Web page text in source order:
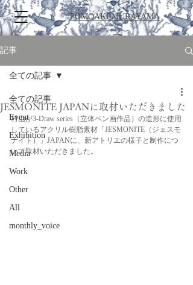
TOMOAKI MURAYAMA
記事
全ての記事
Event
Exhibition
Media
Work
Other
All
monthly_voice
全ての記事
JESMONITE JAPANに取材いただきました
村山が3-Draw series（立体ペン画作品）の造形に使用
しているアクリル樹脂素材「JESMONITE（ジェスモ
ナイト）」JAPANに、新アトリエの様子と制作につ
いて取材いただきました。